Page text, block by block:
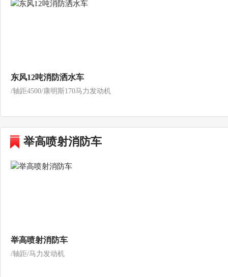
东风12吨消防洒水车
/轴距4500/康明斯170马力发动机
举高喷射消防车
举高喷射消防车
/轴距/马力发动机